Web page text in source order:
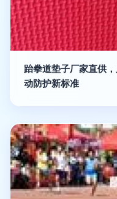
跆拳道垫子厂家直供
动防护新标准